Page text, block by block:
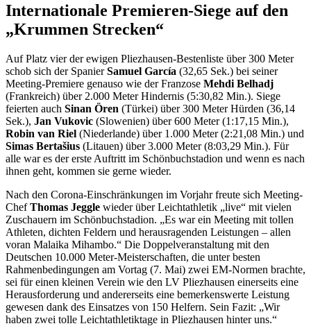
Internationale Premieren-Siege auf den
„Krummen Strecken“
Auf Platz vier der ewigen Pliezhausen-Bestenliste über 300 Meter
schob sich der SpanierSamuel García (32,65 Sek.) bei seiner
Meeting-Premiere genauso wie der Franzose Mehdi Belhadj
(Frankreich) über 2.000 Meter Hindernis (5:30,82 Min.). Siege
feierten auch Sinan Ören (Türkei) über 300 Meter Hürden (36,14
Sek.), Jan Vukovic (Slowenien) über 600 Meter (1:17,15 Min.),
Robin van Riel (Niederlande) über 1.000 Meter (2:21,08 Min.) und
Simas Bertašius (Litauen) über 3.000 Meter (8:03,29 Min.). Für
alle war es der erste Auftritt im Schönbuchstadion und wenn es nach
ihnen geht, kommen sie gerne wieder.
Nach den Corona-Einschränkungen im Vorjahr freute sich Meeting-
ChefThomas Jeggle wieder über Leichtathletik „live“ mit vielen
Zuschauern im Schönbuchstadion. „Es war ein Meeting mit tollen
Athleten, dichten Feldern und herausragenden Leistungen – allen
voran Malaika Mihambo.“ Die Doppelveranstaltung mit den
Deutschen 10.000 Meter-Meisterschaften, die unter besten
Rahmenbedingungen am Vortag (7. Mai) zwei EM-Normen brachte,
sei für einen kleinen Verein wie den LV Pliezhausen einerseits eine
Herausforderung und andererseits eine bemerkenswerte Leistung
gewesen dank des Einsatzes von 150 Helfern. Sein Fazit: „Wir
haben zwei tolle Leichtathletiktage in Pliezhausen hinter uns.“